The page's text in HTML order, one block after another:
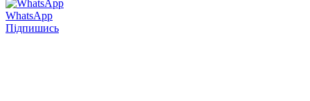
WhatsApp
Підпишись